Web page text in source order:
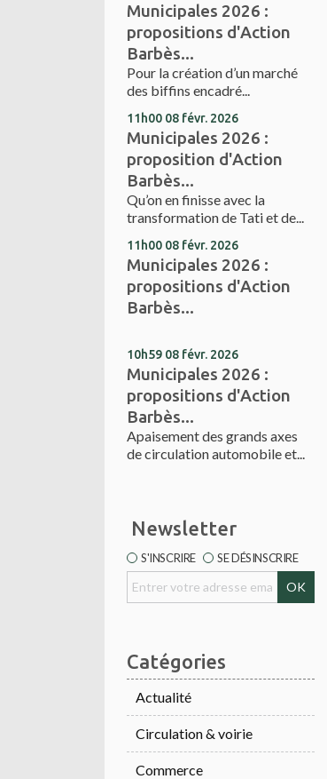
Municipales 2026 :
propositions d'Action
Barbès...
Pour la création d’un marché
des biffins encadré...
11h00 08 févr. 2026
Municipales 2026 :
proposition d'Action
Barbès...
Qu’on en finisse avec la
transformation de Tati et de...
11h00 08 févr. 2026
Municipales 2026 :
propositions d'Action
Barbès...
10h59 08 févr. 2026
Municipales 2026 :
propositions d'Action
Barbès...
Apaisement des grands axes
de circulation automobile et...
Newsletter
S'INSCRIRE SE DÉSINSCRIRE
Catégories
Actualité
Circulation & voirie
Commerce